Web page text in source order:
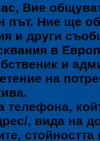
Вие
път. Ние ще
и други
в
и
на
, вида на
стойността